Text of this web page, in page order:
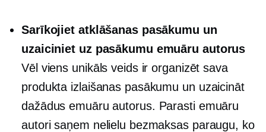
Sarīkojiet atklāšanas pasākumu un
uzaiciniet uz pasākumu emuāru autorus
Vēl viens unikāls veids ir organizēt sava
produkta izlaišanas pasākumu un uzaicināt
dažādus emuāru autorus. Parasti emuāru
autori saņem nelielu bezmaksas paraugu, ko